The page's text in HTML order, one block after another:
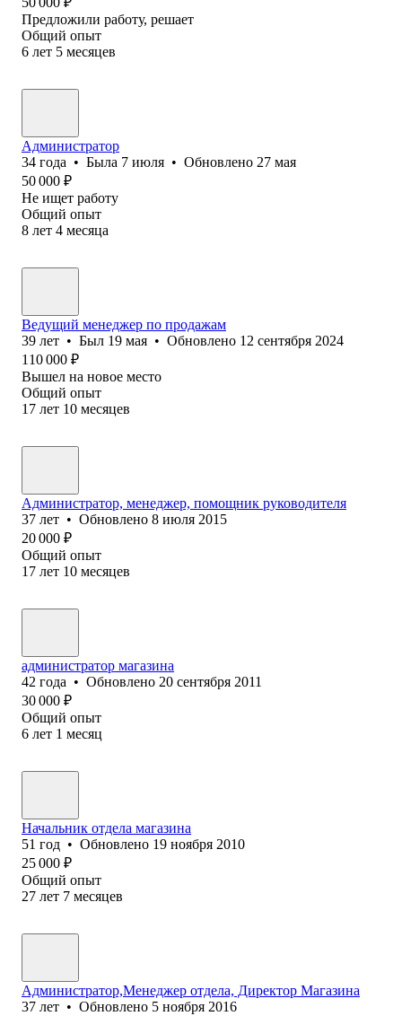
Предложили работу, решает
Общий опыт
6 лет 5 месяцев
Администратор
34 года • Была 7 июля • Обновлено 27 мая
50 000 ₽
Не ищет работу
Общий опыт
8 лет 4 месяца
Ведущий менеджер по продажам
39 лет • Был 19 мая • Обновлено 12 сентября 2024
110 000 ₽
Вышел на новое место
Общий опыт
17 лет 10 месяцев
Администратор, менеджер, помощник руководителя
37 лет • Обновлено 8 июля 2015
20 000 ₽
Общий опыт
17 лет 10 месяцев
администратор магазина
42 года • Обновлено 20 сентября 2011
30 000 ₽
Общий опыт
6 лет 1 месяц
Начальник отдела магазина
51 год • Обновлено 19 ноября 2010
25 000 ₽
Общий опыт
27 лет 7 месяцев
Администратор,Менеджер отдела, Директор Магазина
37 лет • Обновлено 5 ноября 2016